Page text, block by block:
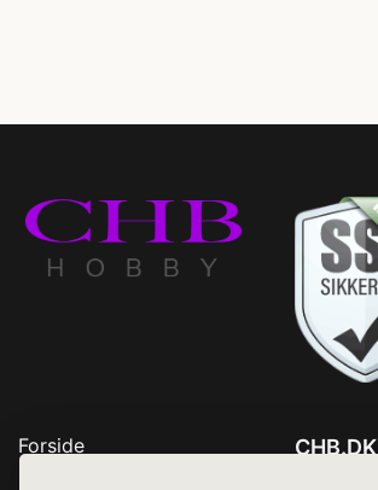
Forside
CHB.DK